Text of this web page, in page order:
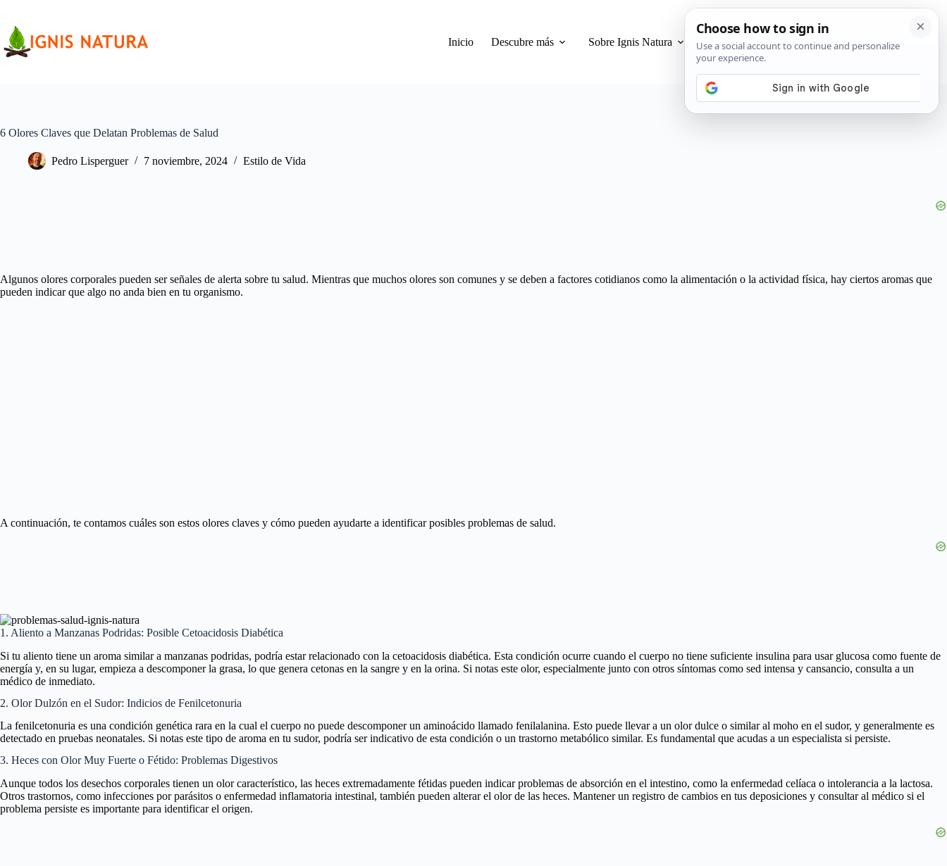
contenido
Inicio
Descubre más Sobre Ignis Natura Privacidad y Cookies
6 Olores Claves que Delatan Problemas de Salud
Pedro Lisperguer 7 noviembre, 2024 Estilo de Vida
Algunos olores corporales pueden ser señales de alerta sobre tu salud. Mientras que muchos olores son comunes y se deben a factores cotidianos como la alimentación o la actividad física, hay ciertos aromas que
pueden indicar que algo no anda bien en tu organismo.
A continuación, te contamos cuáles son estos olores claves y cómo pueden ayudarte a identificar posibles problemas de salud.
1. Aliento a Manzanas Podridas: Posible Cetoacidosis Diabética
Si tu aliento tiene un aroma similar a manzanas podridas, podría estar relacionado con la cetoacidosis diabética. Esta condición ocurre cuando el cuerpo no tiene suficiente insulina para usar glucosa como fuente de
energía y, en su lugar, empieza a descomponer la grasa, lo que genera cetonas en la sangre y en la orina. Si notas este olor, especialmente junto con otros síntomas como sed intensa y cansancio, consulta a un
médico de inmediato.
2. Olor Dulzón en el Sudor: Indicios de Fenilcetonuria
La fenilcetonuria es una condición genética rara en la cual el cuerpo no puede descomponer un aminoácido llamado fenilalanina. Esto puede llevar a un olor dulce o similar al moho en el sudor, y generalmente es
detectado en pruebas neonatales. Si notas este tipo de aroma en tu sudor, podría ser indicativo de esta condición o un trastorno metabólico similar. Es fundamental que acudas a un especialista si persiste.
3. Heces con Olor Muy Fuerte o Fétido: Problemas Digestivos
Aunque todos los desechos corporales tienen un olor característico, las heces extremadamente fétidas pueden indicar problemas de absorción en el intestino, como la enfermedad celíaca o intolerancia a la lactosa.
Otros trastornos, como infecciones por parásitos o enfermedad inflamatoria intestinal, también pueden alterar el olor de las heces. Mantener un registro de cambios en tus deposiciones y consultar al médico si el
problema persiste es importante para identificar el origen.